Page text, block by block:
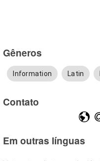
Gêneros
Information Latin
Contato
Em outras línguas